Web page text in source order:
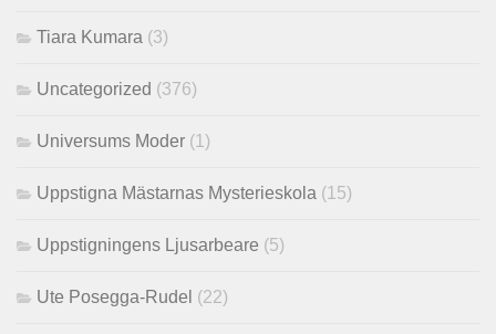
Tiara Kumara (3)
Uncategorized (376)
Universums Moder (1)
Uppstigna Mästarnas Mysterieskola (15)
Uppstigningens Ljusarbeare (5)
Ute Posegga-Rudel (22)